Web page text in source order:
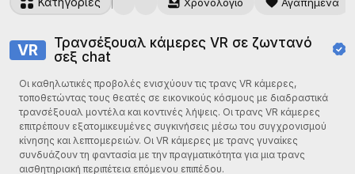
VR
Τρανσέξουαλ κάμερες VR σε ζωντανό
σεξ chat
Οι καθηλωτικές προβολές ενισχύουν τις τρανς VR κάμερες,
τοποθετώντας τους θεατές σε εικονικούς κόσμους με διαδραστικά
τρανσέξουαλ μοντέλα και κοντινές λήψεις. Οι τρανς VR κάμερες
επιτρέπουν εξατομικευμένες συγκινήσεις μέσω του συγχρονισμού
κίνησης και λεπτομερειών. Οι VR κάμερες με τρανς γυναίκες
συνδυάζουν τη φαντασία με την πραγματικότητα για μια τρανς
αισθητηριακή περιπέτεια επόμενου επιπέδου.